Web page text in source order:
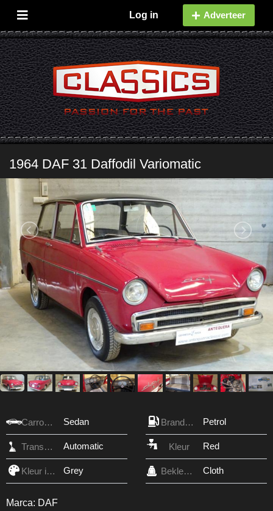
Log in Adverteer
1964 DAF 31 Daffodil Variomatic
Carrosserie Sedan Brandstof Petrol
Transmissie Automatic Kleur Red
Kleur interieur Grey Bekleding Cloth
Marca: DAF